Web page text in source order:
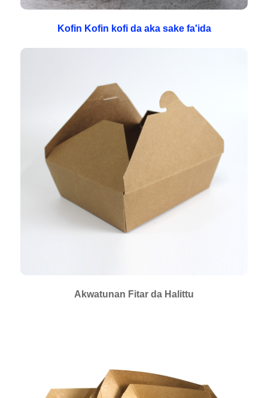
Kofin Kofin kofi da aka sake fa'ida
Akwatunan Fitar da Halittu